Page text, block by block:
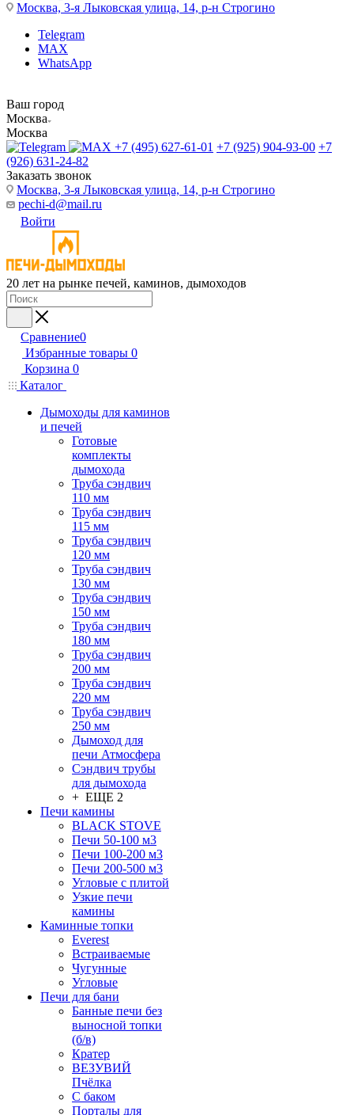
Москва, 3-я Лыковская улица, 14, р-н Строгино
Telegram
MAX
WhatsApp
Ваш город
Москва
Москва
+7 (495) 627-61-01 +7 (925) 904-93-00 +7
(926) 631-24-82
Заказать звонок
Москва, 3-я Лыковская улица, 14, р-н Строгино
pechi-d@mail.ru
Войти
20 лет на рынке печей, каминов, дымоходов
Сравнение0
Избранные товары 0
Корзина 0
Каталог
Дымоходы для каминов
и печей
Готовые
комплекты
дымохода
Труба сэндвич
110 мм
Труба сэндвич
115 мм
Труба сэндвич
120 мм
Труба сэндвич
130 мм
Труба сэндвич
150 мм
Труба сэндвич
180 мм
Труба сэндвич
200 мм
Труба сэндвич
220 мм
Труба сэндвич
250 мм
Дымоход для
печи Атмосфера
Сэндвич трубы
для дымохода
+ ЕЩЕ 2
Печи камины
BLACK STOVE
Печи 50-100 м3
Печи 100-200 м3
Печи 200-500 м3
Угловые с плитой
Узкие печи
камины
Каминные топки
Everest
Встраиваемые
Чугунные
Угловые
Печи для бани
Банные печи без
выносной топки
(б/в)
Кратер
ВЕЗУВИЙ
Пчёлка
С баком
Порталы для